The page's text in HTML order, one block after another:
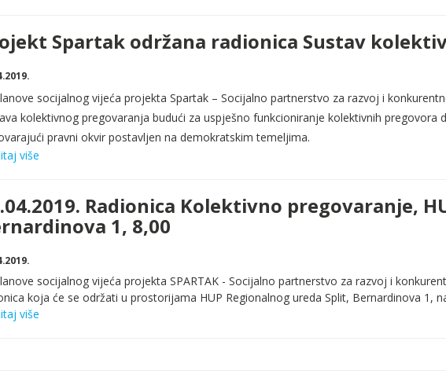
Spartak održana radionica Sustav
socijalnog vijeća projekta Spartak – Socijalno partnerstvo za razvoj i
kolektivnog pregovaranja budući za uspješno funkcioniranje kolektivnih pregovora
pravni okvir postavljen na demokratskim temeljima.
više
Radionica Kolektivno pregovaranje,
1, 8,00
socijalnog vijeća projekta SPARTAK - Socijalno partnerstvo za razvoj i
koja će se održati u prostorijama HUP Regionalnog ureda Split, Bernardinova 1,
više